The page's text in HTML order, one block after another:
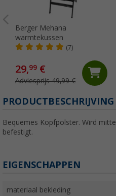
Berger Mehana
warmtekussen
(7)
29,99 €
Adviesprijs 49,99 €
PRODUCTBESCHRIJVING
Bequemes Kopfpolster. Wird
befestigt.
EIGENSCHAPPEN
materiaal bekleding